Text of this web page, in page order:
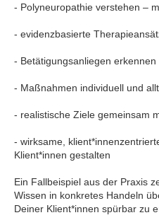
- Polyneuropathie verstehen –
- evidenzbasierte
- Betätigungsanliegen
- Maßnahmen individuell und
- realistische Ziele gemeinsam
- wirksame,
Klient*innen gestalten
Ein Fallbeispiel aus der Praxis
Wissen in konkretes Handeln
Deiner Klient*innen spürbar zu